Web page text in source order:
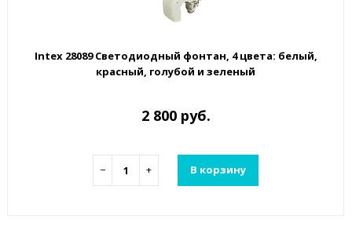
Intex 28089 Светодиодный фонтан, 4 цвета: белый,
красный, голубой и зеленый
2 800 руб.
− + В корзину